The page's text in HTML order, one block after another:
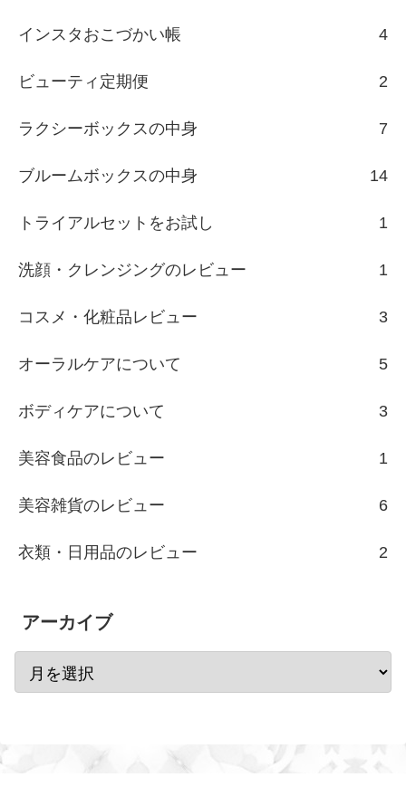
インスタおこづかい帳 4
ビューティ定期便 2
ラクシーボックスの中身 7
ブルームボックスの中身 14
トライアルセットをお試し 1
洗顔・クレンジングのレビュー 1
コスメ・化粧品レビュー 3
オーラルケアについて 5
ボディケアについて 3
美容食品のレビュー 1
美容雑貨のレビュー 6
衣類・日用品のレビュー 2
アーカイブ